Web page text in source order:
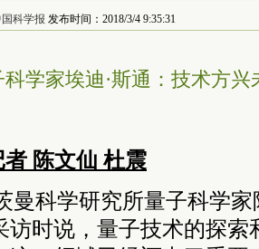
科学报 发布时间：2018/3/4 9:35:31
学家埃迪·斯通：技术方
陈文仙 杜震
曼科学研究所量子科学
访时说，量子技术的探索